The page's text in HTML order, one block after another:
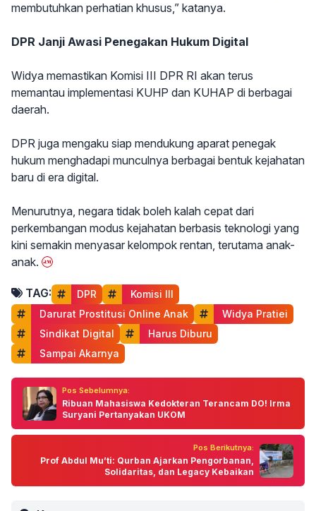
membutuhkan perhatian khusus,” katanya.
DPR Janji Awasi Penegakan Hukum Digital
Widya memastikan Komisi III DPR RI akan terus
memantau implementasi KUHP dan KUHAP di berbagai
daerah.
DPR juga mengaku siap mendukung aparat penegak
hukum menghadapi munculnya berbagai bentuk kejahatan
baru di era digital.
Menurutnya, negara tidak boleh kalah cepat dari
perkembangan modus kejahatan berbasis teknologi yang
kini semakin menyasar kelompok rentan, terutama anak-
anak.
TAG: DPR
Komisi III
Darurat Prostitusi Online Anak
Widya Pratiei
Sindikat Digital
Harus Diburu
Sampai Akarnya
Pos Sebelumnya:
Ribuan Mahasiswa Kedokteran Terancam DO! Irma
Suryani Pertanyakan UKOM
Pos Berikutnya:
Prof Abdul Mu’ti: Qurban Ajarkan Pengorbanan,
Solidaritas, dan Legacy Kebaikan